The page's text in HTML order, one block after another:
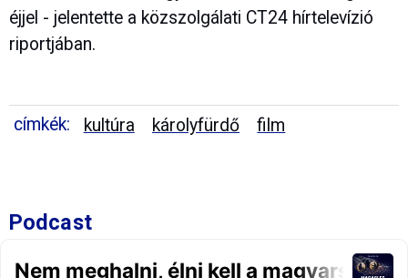
éjjel - jelentette a közszolgálati CT24 hírtelevízió
riportjában.
címkék: kultúra károlyfürdő film
Podcast